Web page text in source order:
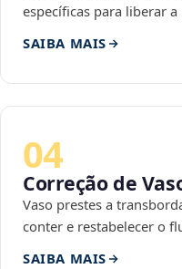
específicas para liberar a
SAIBA MAIS
04
Correção de
Vaso prestes a
conter e restabelecer o
SAIBA MAIS